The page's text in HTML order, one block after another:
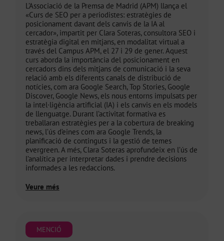
L’Associació de la Premsa de Madrid (APM) llança el
«Curs de SEO per a periodistes: estratègies de
posicionament davant dels canvis de la IA al
cercador», impartit per Clara Soteras, consultora SEO i
estratègia digital en mitjans, en modalitat virtual a
través del Campus APM, el 27 i 29 de gener. Aquest
curs aborda la importància del posicionament en
cercadors dins dels mitjans de comunicació i la seva
relació amb els diferents canals de distribució de
notícies, com ara Google Search, Top Stories, Google
Discover, Google News, els nous entorns impulsats per
la intel·ligència artificial (IA) i els canvis en els models
de llenguatge. Durant l’activitat formativa es
treballaran estratègies per a la cobertura de breaking
news, l’ús d’eines com ara Google Trends, la
planificació de continguts i la gestió de temes
evergreen. A més, Clara Soteras aprofundeix en l’ús de
l’analítica per interpretar dades i prendre decisions
informades a les redaccions.
Veure més
MENCIÓ